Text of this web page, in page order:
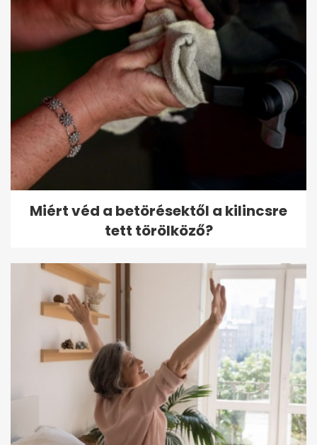
Miért véd a betörésektől a kilincsre
tett törölköző?